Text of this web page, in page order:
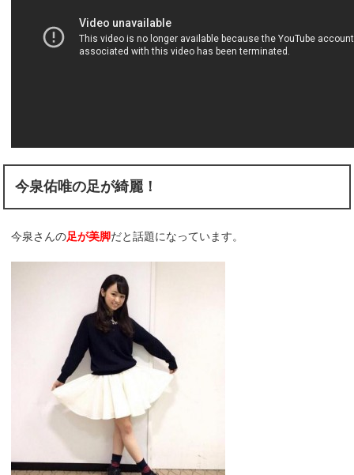
今泉佑唯の足が綺麗！
今泉さんの足が美脚だと話題になっています。